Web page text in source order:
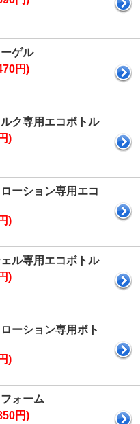
ゲル
円)
ク専用エコボトル
)
ーション専用エコ
)
ル専用エコボトル
)
ーション専用ボト
)
ォーム
円)